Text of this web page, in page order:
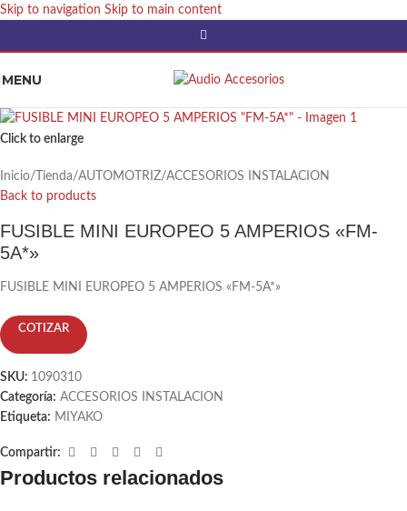
Skip to navigation Skip to main content
MENU
Click to enlarge
Inicio/ Tienda/AUTOMOTRIZ/ACCESORIOS INSTALACION
Back to products
FUSIBLE MINI EUROPEO 5 AMPERIOS «FM-
5A*»
FUSIBLE MINI EUROPEO 5 AMPERIOS «FM-5A*»
COTIZAR
SKU: 1090310
Categoría: ACCESORIOS INSTALACION
Etiqueta: MIYAKO
Compartir:
Productos relacionados